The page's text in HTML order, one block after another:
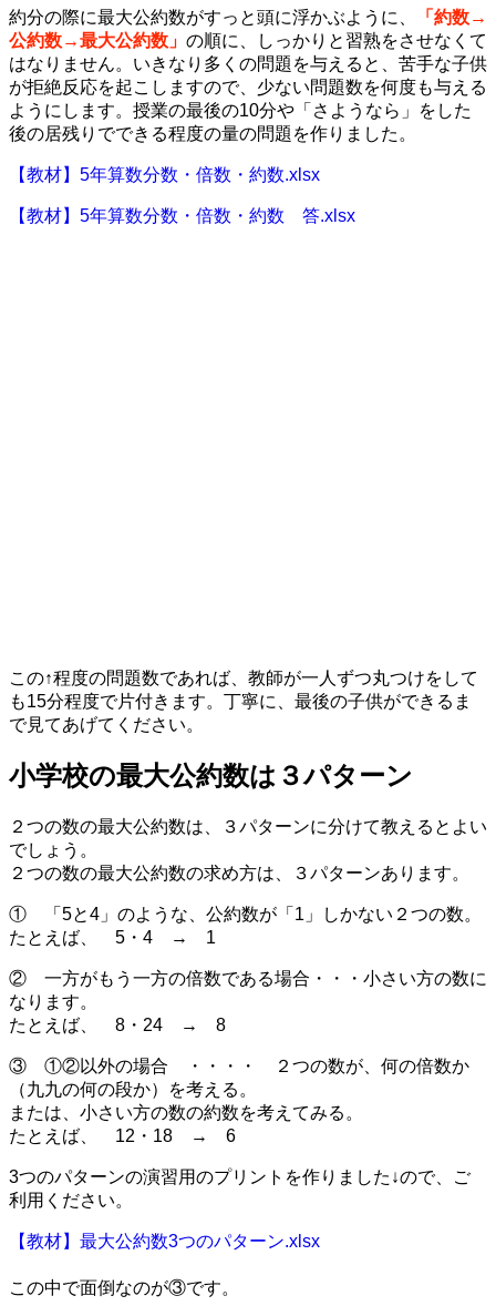
約分の際に最大公約数がすっと頭に浮かぶように、
「約数→
公約数→最大公約数」 の順に、しっかりと習熟をさせなくて
はなりません。いきなり多くの問題を与えると、苦手な子供
が拒絶反応を起こしますので、少ない問題数を何度も与える
ようにします。授業の最後の10分や「さようなら」をした
後の居残りでできる程度の量の問題を作りました。
【教材】5年算数分数・倍数・約数.xlsx
【教材】5年算数分数・倍数・約数 答.xlsx
この↑程度の問題数であれば、教師が一人ずつ丸つけをして
も15分程度で片付きます。丁寧に、最後の子供ができるま
で見てあげてください。
小学校の最大公約数は３パターン
２つの数の最大公約数は、３パターンに分けて教えるとよい
でしょう。
２つの数の最大公約数の求め方は、３パターンあります。
① 「5と4」のような、公約数が「1」しかない２つの数。
たとえば、 5・4 → 1
② 一方がもう一方の倍数である場合・・・小さい方の数に
なります。
たとえば、 8・24 → 8
③ ①②以外の場合 ・・・・ ２つの数が、何の倍数か
（九九の何の段か）を考える。
または、小さい方の数の約数を考えてみる。
たとえば、 12・18 → 6
3つのパターンの演習用のプリントを作りました↓ので、ご
利用ください。
【教材】最大公約数3つのパターン.xlsx
この中で面倒なのが③です。